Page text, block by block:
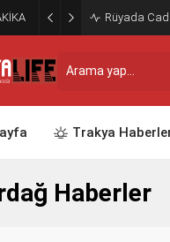
Rüyada
Trakya
Haberler